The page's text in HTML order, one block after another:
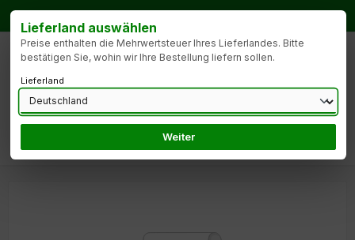
Zum Hauptinhalt springen
Lieferland auswählen
Preise enthalten die Mehrwertsteuer Ihres Lieferlandes. Bitte
bestätigen Sie, wohin wir Ihre Bestellung liefern sollen.
Lieferland
Weiter